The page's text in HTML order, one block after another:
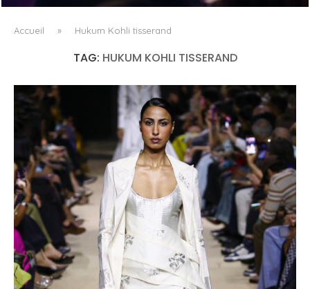
Accueil » Hukum Kohli tisserand
TAG: HUKUM KOHLI TISSERAND